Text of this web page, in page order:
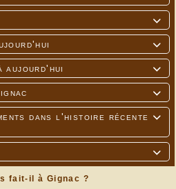





dans l'histoire récente

fait-il à Gignac ?